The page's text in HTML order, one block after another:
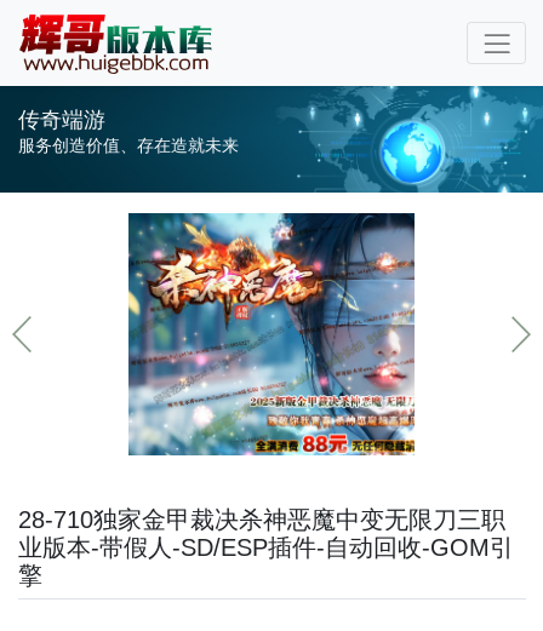
传奇端游
服务创造价值、存在造就未来
28-710独家金甲裁决杀神恶魔中变无限刀三职
业版本-带假人-SD/ESP插件-自动回收-GOM引
擎